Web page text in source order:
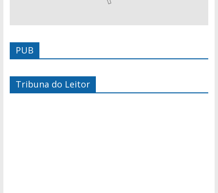
PUB
Tribuna do Leitor